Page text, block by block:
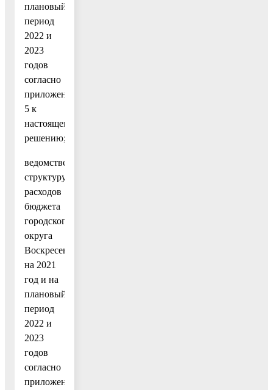
плановый
период
2022 и
2023
годов
согласно
приложению
5 к
настоящему
решению;
ведомственную
структуру
расходов
бюджета
городского
округа
Воскресенск
на 2021
год и на
плановый
период
2022 и
2023
годов
согласно
приложению